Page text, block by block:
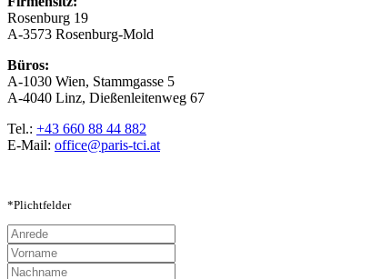
Rosenburg 19
A-3573 Rosenburg-Mold
Büros:
A-1030 Wien, Stammgasse 5
A-4040 Linz, Dießenleitenweg 67
Tel.: +43 660 88 44 882
E-Mail: office@paris-tci.at
*Plichtfelder